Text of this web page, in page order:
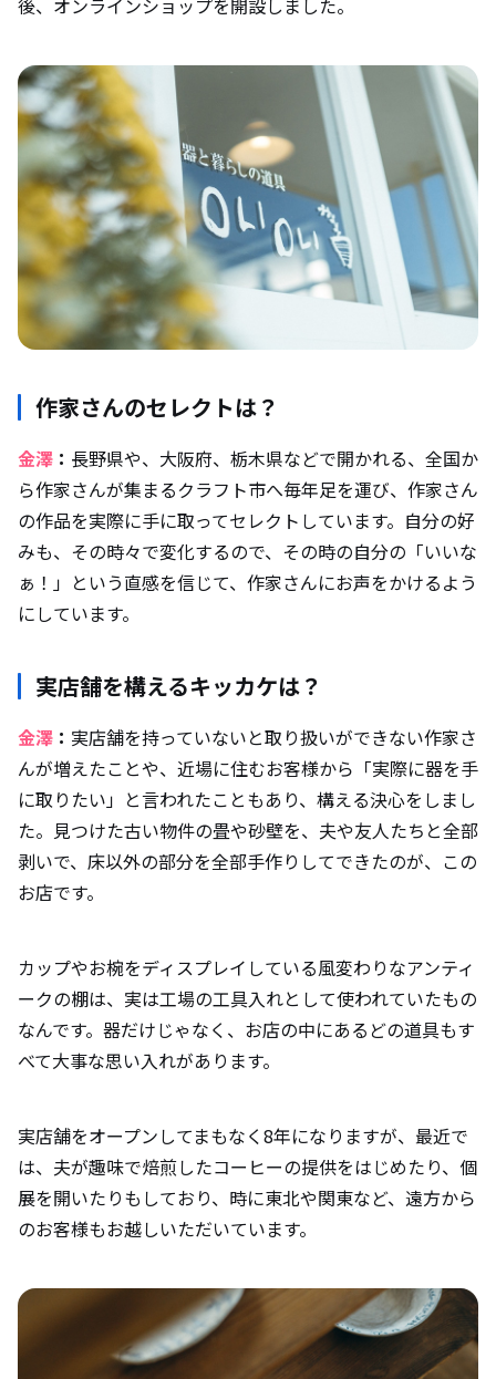
作家さんのセレクトは？
金澤 ： 長野県や、大阪府、栃木県などで開かれる、全国か
ら作家さんが集まるクラフト市へ毎年足を運び、作家さん
の作品を実際に手に取ってセレクトしています。自分の好
みも、その時々で変化するので、その時の自分の「いいな
ぁ！」という直感を信じて、作家さんにお声をかけるよう
にしています。
実店舗を構えるキッカケは？
金澤 ： 実店舗を持っていないと取り扱いができない作家さ
んが増えたことや、近場に住むお客様から「実際に器を手
に取りたい」と言われたこともあり、構える決心をしまし
た。見つけた古い物件の畳や砂壁を、夫や友人たちと全部
剥いで、床以外の部分を全部手作りしてできたのが、この
お店です。
カップやお椀をディスプレイしている風変わりなアンティ
ークの棚は、実は工場の工具入れとして使われていたもの
なんです。器だけじゃなく、お店の中にあるどの道具もす
べて大事な思い入れがあります。
実店舗をオープンしてまもなく8年になりますが、最近で
は、夫が趣味で焙煎したコーヒーの提供をはじめたり、個
展を開いたりもしており、時に東北や関東など、遠方から
のお客様もお越しいただいています。